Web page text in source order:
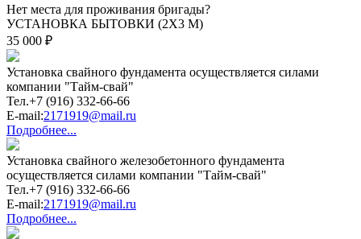
Нет места для проживания бригады?
УСТАНОВКА БЫТОВКИ (2Х3 М)
35 000 ₽
Установка свайного фундамента осуществляется силами
компании "Тайм-свай"
Тел.+7 (916) 332-66-66
E-mail:2171919@mail.ru
Подробнее...
Установка свайного железобетонного фундамента
осуществляется силами компании "Тайм-свай"
Тел.+7 (916) 332-66-66
E-mail:2171919@mail.ru
Подробнее...